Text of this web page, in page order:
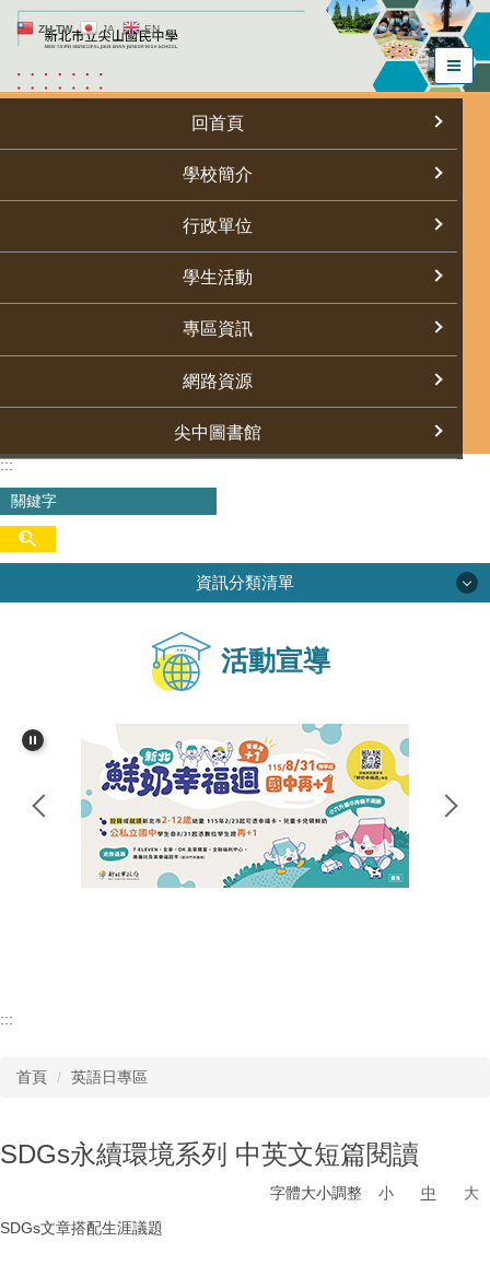
跳
到
要
區
ZH-TW JA EN
回首頁
學校簡介
行政單位
學生活動
專區資訊
網路資源
尖中圖書館
:::
資訊分類清單
網路資源
活動宣導
:::
首頁 英語日專區
SDGs永續環境系列 中英文短篇閱讀
字體大小調整 小 中
大
SDGs文章搭配生涯議題